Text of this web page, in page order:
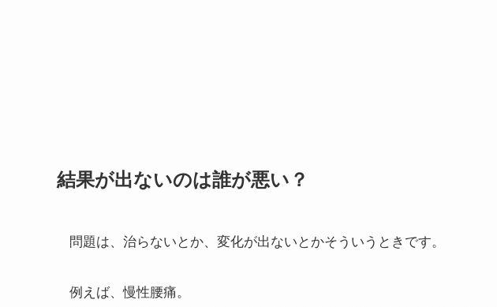
結果が出ないのは誰が悪い？
問題は、治らないとか、変化が出ないとかそういうときです。
例えば、慢性腰痛。